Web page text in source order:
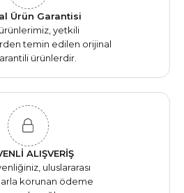
Ürün Garantisi
yetkili
temin edilen orijinal
ürünlerdir.
ALIŞVERİŞ
uluslararası
korunan ödeme